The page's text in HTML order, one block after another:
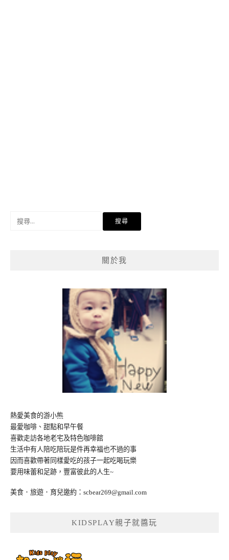
關於我
熱愛美食的游小熊
最愛咖啡、甜點和早午餐
喜歡走訪各地老宅及特色咖啡館
生活中有人陪吃陪玩是件再幸福也不過的事
因而喜歡帶著同樣愛吃的孩子一起吃喝玩樂
要用味蕾和足跡，豐富彼此的人生~
美食．旅遊．育兒邀約： scbear269@gmail.com
KIDSPLAY親子就醬玩